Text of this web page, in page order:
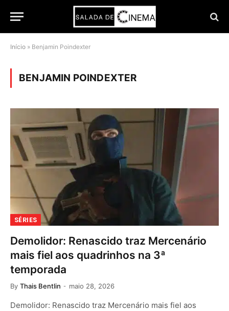
Início » Benjamin Poindexter
BENJAMIN POINDEXTER
SÉRIES
Demolidor: Renascido traz Mercenário
mais fiel aos quadrinhos na 3ª
temporada
By Thais Bentlin maio 28, 2026
Demolidor: Renascido traz Mercenário mais fiel aos